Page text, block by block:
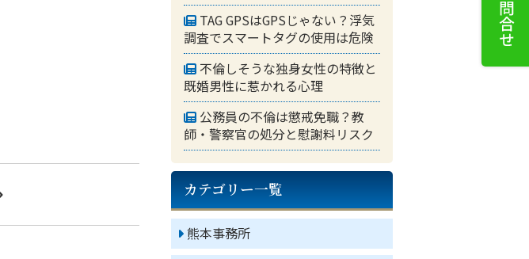
TAG GPSはGPSじゃない？浮気
調査でスマートタグの使用は危険
不倫しそうな独身女性の特徴と
既婚男性に惹かれる心理
公務員の不倫は懲戒免職？教
師・警察官の処分と慰謝料リスク
カテゴリー一覧
熊本事務所